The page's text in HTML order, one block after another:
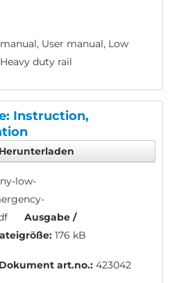
User manual, Low
duty rail
Instruction,
Herunterladen
low-
Ausgabe /
176 kB
Dokument art.no.: 423042